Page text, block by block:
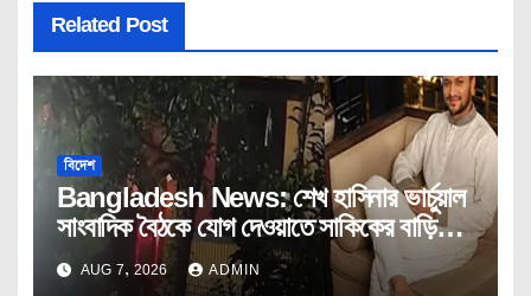
Related Post
বিদেশ
Bangladesh News: শেখ হাসিনার ভার্চুয়াল
সাংবাদিক বৈঠকে যোগ দেওয়াতে সাকিকের বাড়িতে
অগ্নিসংযোগ।
AUG 7, 2026 ADMIN